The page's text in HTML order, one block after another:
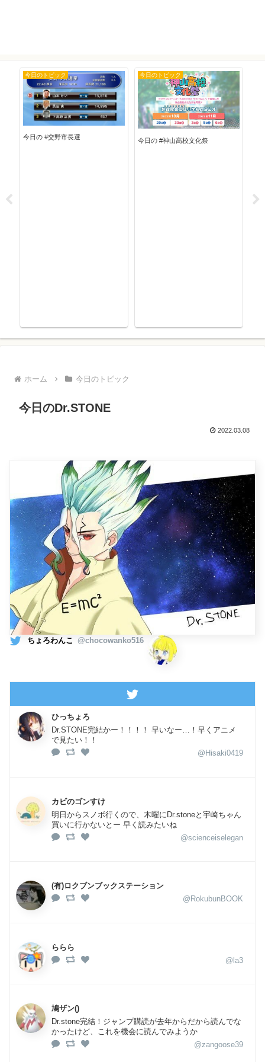
今日のトピック
今日の #交野市長選
今日のトピック
今日の #神山高校文化祭
ホーム 今日のトピック
今日のDr.STONE
2022.03.08
ちょろわんこ @chocowanko516
ひっちょろ
Dr.STONE完結かー！！！！ 早いなー…！早くアニメ
で見たい！！
@Hisaki0419
カビのゴンすけ
明日からスノボ行くので、木曜にDr.stoneと宇崎ちゃん
買いに行かないとー 早く読みたいね
@scienceiselegan
(有)ロクブンブックステーション
@RokubunBOOK
ららら
@la3
鳩ザン()
Dr.stone完結！ジャンプ購読が去年からだから読んでな
かったけど、これを機会に読んでみようか
@zangoose39